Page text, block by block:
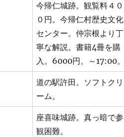
今帰仁城跡。観覧料４０
０円。今帰仁村歴史文化
センター。仲宗根より丁
寧な解説。書籍4冊を購
入。6000円。～17:00。
道の駅許田。ソフトクリ
ーム。
座喜味城跡。真っ暗で参
観困難。